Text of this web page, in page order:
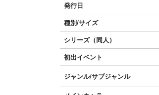
発行日
種別/サイズ
シリーズ（同人）
初出イベント
ジャンル/サブジャンル